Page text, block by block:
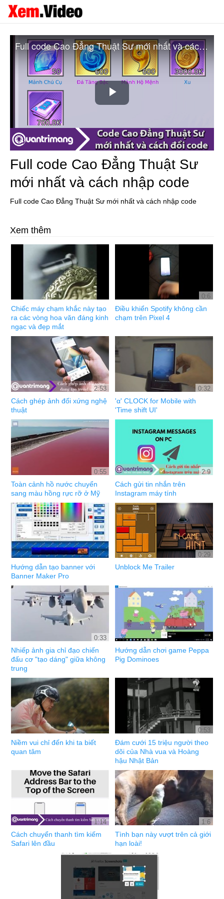
Play
Video
Full code Cao Đẳng Thuật Sư mới nhất và cách nhập code
Full code Cao Đẳng Thuật Sư
mới nhất và cách nhập code
Full code Cao Đẳng Thuật Sư mới nhất và cách nhập code
Xem thêm
Chiếc máy chạm khắc này tạo
ra các vòng hoa văn đáng kinh
ngạc và đẹp mắt
0:6
Điều khiển Spotify không cần
chạm trên Pixel 4
2:53
Cách ghép ảnh đối xứng nghệ
thuật
0:32
'α' CLOCK for Mobile with
'Time shift UI'
0:55
Toàn cảnh hồ nước chuyển
sang màu hồng rực rỡ ở Mỹ
2:9
Cách gửi tin nhắn trên
Instagram máy tính
Hướng dẫn tạo banner với
Banner Maker Pro
0:29
Unblock Me Trailer
0:33
Nhiếp ảnh gia chỉ đạo chiến
đấu cơ "tạo dáng" giữa không
trung
Hướng dẫn chơi game Peppa
Pig Dominoes
Niềm vui chỉ đến khi ta biết
quan tâm
0:53
Đám cưới 15 triệu người theo
dõi của Nhà vua và Hoàng
hậu Nhật Bản
1:14
Cách chuyển thanh tìm kiếm
Safari lên đầu
1:6
Tình bạn này vượt trên cả giới
hạn loài!